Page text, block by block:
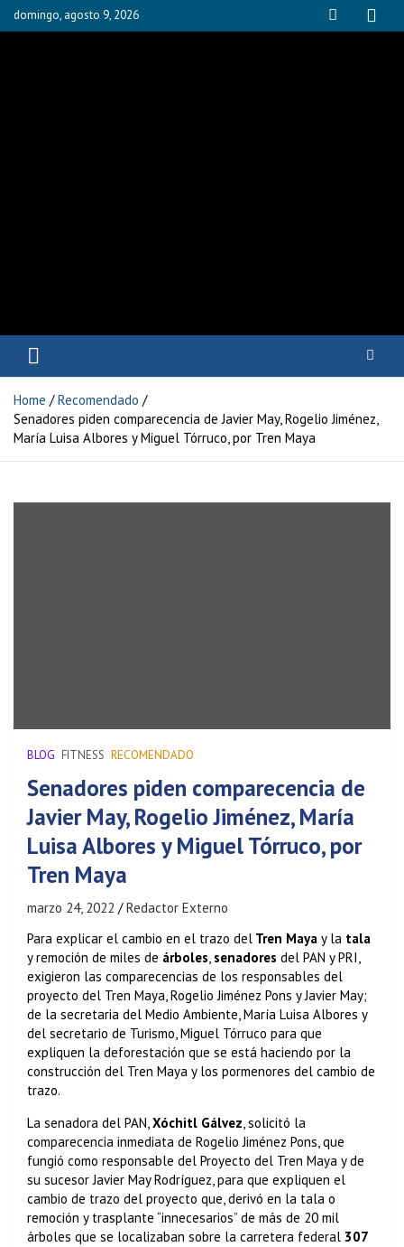
domingo, agosto 9, 2026
Home
Recomendado
Senadores piden comparecencia de Javier May, Rogelio Jiménez,
María Luisa Albores y Miguel Tórruco, por Tren Maya
BLOG FITNESS RECOMENDADO
Senadores piden comparecencia de
Javier May, Rogelio Jiménez, María
Luisa Albores y Miguel Tórruco, por
Tren Maya
marzo 24, 2022
Redactor Externo
Para explicar el cambio en el trazo del Tren Maya y la tala
y remoción de miles de árboles senadores del PAN y PRI,
exigieron las comparecencias de los responsables del
proyecto del Tren Maya, Rogelio Jiménez Pons y Javier May;
de la secretaria del Medio Ambiente, María Luisa Albores y
del secretario de Turismo, Miguel Tórruco para que
expliquen la deforestación que se está haciendo por la
construcción del Tren Maya y los pormenores del cambio de
trazo.
La senadora del PAN, Xóchitl Gálvez , solicitó la
comparecencia inmediata de Rogelio Jiménez Pons, que
fungió como responsable del Proyecto del Tren Maya y de
su sucesor Javier May Rodríguez, para que expliquen el
cambio de trazo del proyecto que, derivó en la tala o
remoción y trasplante “innecesarios” de más de 20 mil
árboles que se localizaban sobre la carretera federal 307